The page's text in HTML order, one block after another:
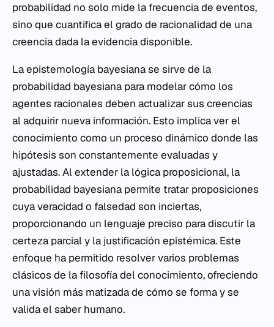
probabilidad no solo mide la frecuencia de eventos,
sino que cuantifica el grado de racionalidad de una
creencia dada la evidencia disponible.
La epistemología bayesiana se sirve de la
probabilidad bayesiana para modelar cómo los
agentes racionales deben actualizar sus creencias
al adquirir nueva información. Esto implica ver el
conocimiento como un proceso dinámico donde las
hipótesis son constantemente evaluadas y
ajustadas. Al extender la lógica proposicional, la
probabilidad bayesiana permite tratar proposiciones
cuya veracidad o falsedad son inciertas,
proporcionando un lenguaje preciso para discutir la
certeza parcial y la justificación epistémica. Este
enfoque ha permitido resolver varios problemas
clásicos de la filosofía del conocimiento, ofreciendo
una visión más matizada de cómo se forma y se
valida el saber humano.